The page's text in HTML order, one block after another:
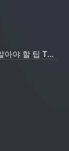
모르면 손해! 우피를 잘 사용하려면 알아야 할 팁 TOP 5